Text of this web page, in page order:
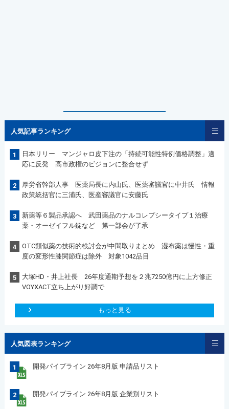
人気記事ランキング
1
日本リリー マンジャロ皮下注の「持続可能性特例価格調整」適
応に反発 高市政権のビジョンに整合せず
2
厚労省幹部人事 医薬局長に内山氏、医薬審議官に中井氏 情報
政策統括官に三浦氏、医産審議官に安藤氏
3
新薬等６製品承認へ 武田薬品のナルコレプシータイプ１治療
薬・オーゼイフル錠など 第一部会が了承
4
OTC類似薬の技術的検討会が中間取りまとめ 湿布薬は慢性・重
度の変形性膝関節症は除外 対象1042品目
5
大塚HD・井上社長 26年度通期予想を２兆7250億円に上方修正
VOYXACT立ち上がり好調で
もっと見る
人気図表ランキング
1 開発パイプライン 26年8月版 申請品リスト
2 開発パイプライン 26年8月版 企業別リスト